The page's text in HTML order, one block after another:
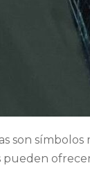
son
pueden